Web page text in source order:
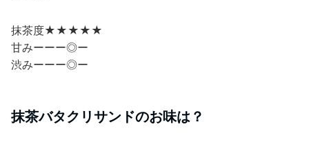
抹茶度★★★★★
甘みーーー◎ー
渋みーーー◎ー
抹茶バタクリサンドのお味は？